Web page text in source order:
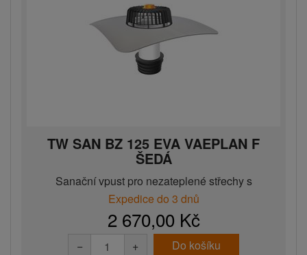
TW SAN BZ 125 EVA VAEPLAN F
ŠEDÁ
Sanační vpust pro nezateplené střechy s
integrovanou EVA man...
Expedice do 3 dnů
2 670,00 Kč
− + Do košíku